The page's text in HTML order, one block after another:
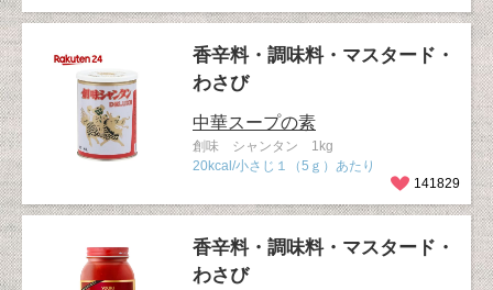
香辛料・調味料・マスタード・
わさび
中華スープの素
創味 シャンタン 1kg
20kcal/小さじ１（5ｇ）あたり
141829
香辛料・調味料・マスタード・
わさび